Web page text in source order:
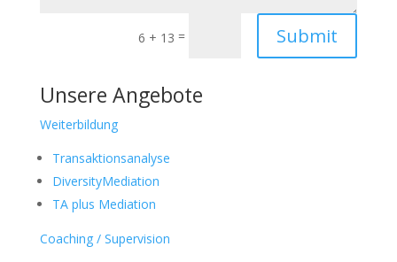
6 + 13 = Submit
Unsere Angebote
Weiterbildung
Transaktionsanalyse
DiversityMediation
TA plus Mediation
Coaching / Supervision